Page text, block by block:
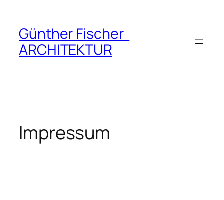
springen
Günther Fischer
ARCHITEKTUR
Impressum